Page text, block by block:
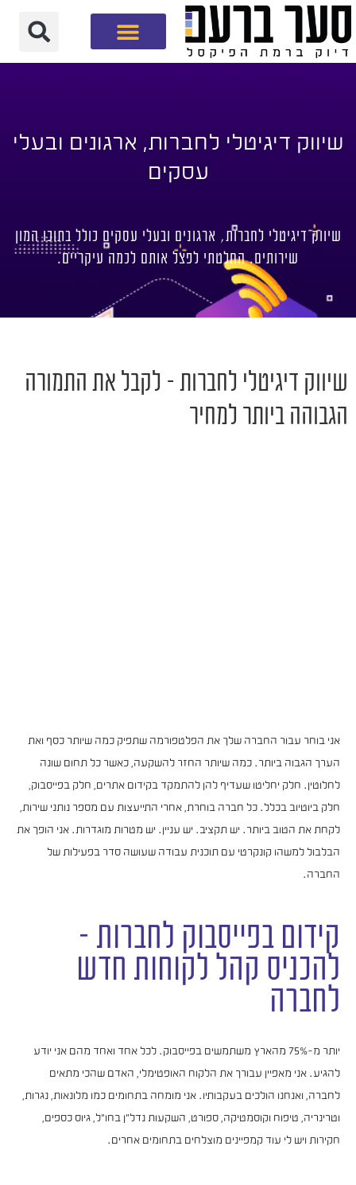
שיווק דיגיטלי לחברות, ארגונים ובעלי
עסקים
שיווק דיגיטלי לחברות, ארגונים ובעלי עסקים כולל בתוכו המון
שירותים. החלטתי לפצל אותם לכמה עיקריים.
שיווק דיגיטלי לחברות – לקבל את התמורה
הגבוהה ביותר למחיר
אני בוחר עבור החברה שלך את הפלטפורמה שתפיק כמה שיותר כסף ואת
הערך הגבוה ביותר. כמה שיותר החזר להשקעה, כאשר כל תחום שונה
לחלוטין. חלק יחליטו שעדיף להן להתמקד בקידום אתרים, חלק בפייסבוק,
חלק ביוטיוב בכלל. כל חברה בוחרת, אחרי התייעצות עם מספר נותני שירות,
לקחת את הטוב ביותר. יש תקציב. יש עניין. יש מטרות מוגדרות. אני הופך את
הבלבול למשהו קונקרטי עם תוכנית עבודה שעושה סדר בפעילות של
החברה.
קידום בפייסבוק לחברות –
להכניס קהל לקוחות חדש
לחברה
יותר מ-75% מהארץ משתמשים בפייסבוק. לכל אחד ואחד מהם אני יודע
להגיע. אני מאפיין עבורך את הלקוח האופטימלי, האדם שהכי מתאים
לחברה, ואנחנו הולכים בעקבותיו. אני מומחה בתחומים כמו מלונאות, נגרות,
וטרינריה, טיפוח וקוסמטיקה, ספורט, השקעות נדל"ן בחו"ל, גיוס כספים,
חקירות ויש לי עוד קמפיינים מוצלחים בתחומים אחרים.